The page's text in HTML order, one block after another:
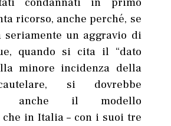
ricorso, anche perché, se
un aggravio di
quando si cita il “dato
minore incidenza della
si dovrebbe
anche il modello
che in Italia – con i suoi tre